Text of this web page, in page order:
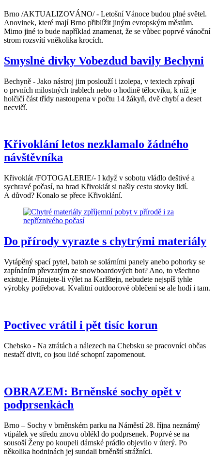
Brno /AKTUALIZOVÁNO/ - Letošní Vánoce budou plné světel.
Anovinek, které mají Brno přiblížit jiným evropským městům.
Mimo jiné to bude například znamenat, že se vůbec poprvé vánoční
strom rozsvítí vněkolika krocích.
Smyslné dívky Vobezdud bavily Bechyni
Bechyně - Jako nástroj jim poslouží i izolepa, v textech zpívají
o prvních milostných trablech nebo o hodině tělocviku, k níž je
holčičí část třídy nastoupena v počtu 14 žákyň, dvě chybí a deset
necvičí.
Křivoklání letos nezklamalo žádného
návštěvníka
Křivoklát /FOTOGALERIE/- I když v sobotu vládlo deštivé a
sychravé počasí, na hrad Křivoklát si našly cestu stovky lidí.
A důvod? Konalo se přece Křivoklání.
Do přírody vyrazte s chytrými materiály
Vytápěný spací pytel, batoh se solárními panely anebo pohorky se
zapínáním převzatým ze snowboardových bot? Ano, to všechno
existuje. Plánujete-li výlet na Karlštejn, nebudete nejspíš tyhle
výrobky potřebovat. Kvalitní outdoorové oblečení se ale hodí i tam.
Poctivec vrátil i pět tisíc korun
Chebsko - Na ztrátách a nálezech na Chebsku se pracovníci občas
nestačí divit, co jsou lidé schopní zapomenout.
OBRAZEM: Brněnské sochy opět v
podprsenkách
Brno – Sochy v brněnském parku na Náměstí 28. října neznámý
vtipálek ve středu znovu oblékl do podprsenek. Poprvé se na
sousoší Ženy po koupeli dámské prádlo objevilo v úterý. Po
několika hodninách jej sundali brněnští strážníci.